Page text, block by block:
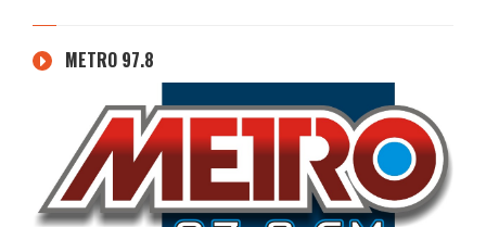
METRO 97.8